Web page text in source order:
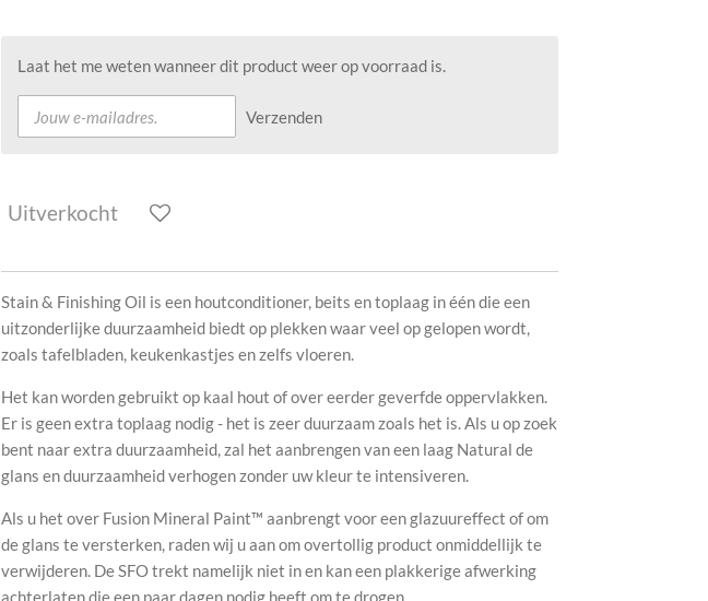
Laat het me weten wanneer dit product weer op voorraad is.
Verzenden
Uitverkocht
Stain & Finishing Oil is een houtconditioner, beits en toplaag in één die een
uitzonderlijke duurzaamheid biedt op plekken waar veel op gelopen wordt,
zoals tafelbladen, keukenkastjes en zelfs vloeren.
Het kan worden gebruikt op kaal hout of over eerder geverfde oppervlakken.
Er is geen extra toplaag nodig - het is zeer duurzaam zoals het is. Als u op zoek
bent naar extra duurzaamheid, zal het aanbrengen van een laag Natural de
glans en duurzaamheid verhogen zonder uw kleur te intensiveren.
Als u het over Fusion Mineral Paint™ aanbrengt voor een glazuureffect of om
de glans te versterken, raden wij u aan om overtollig product onmiddellijk te
verwijderen. De SFO trekt namelijk niet in en kan een plakkerige afwerking
achterlaten die een paar dagen nodig heeft om te drogen.